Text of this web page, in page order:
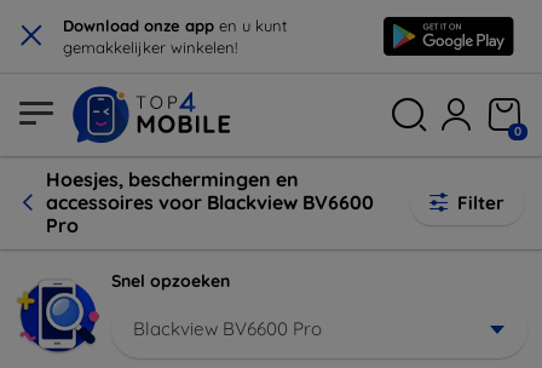
× Download onze app en u kunt
gemakkelijker winkelen!
0
Hoesjes, beschermingen en
accessoires voor Blackview BV6600
Pro
Filter
Snel opzoeken
Blackview BV6600 Pro